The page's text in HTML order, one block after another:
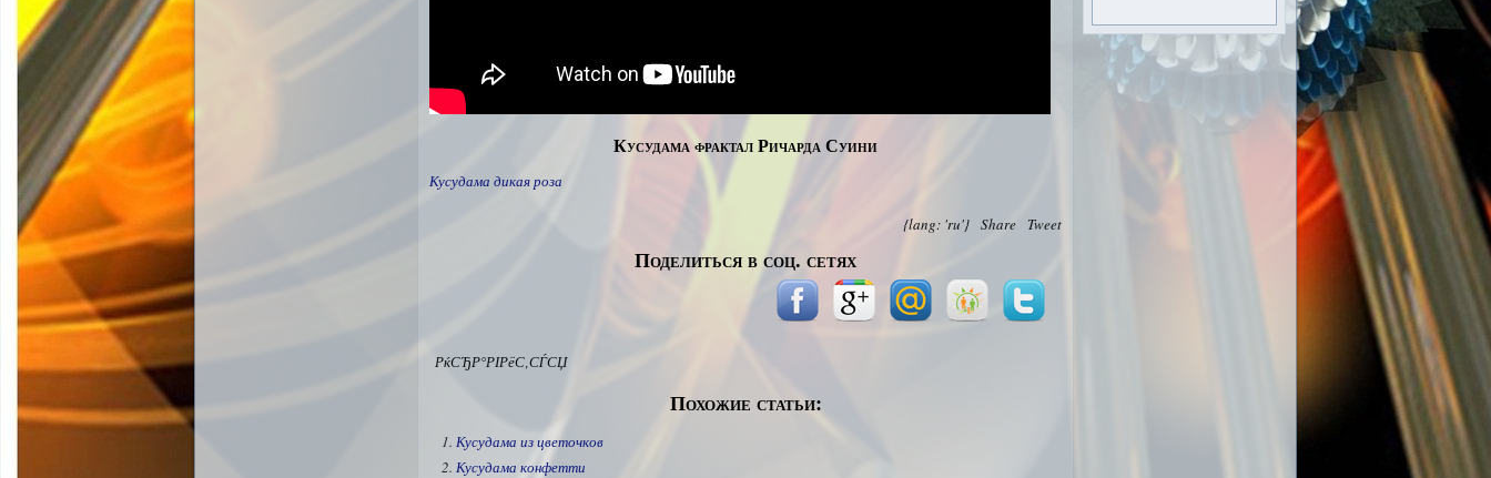
Кусудама фрактал Ричарда Суини
Кусудама дикая роза
Tweet
Share
{lang: 'ru'}
Поделиться в соц. сетях
РќСЂР°РІРёС‚СЃСЏ
Похожие статьи:
Кусудама из цветочков
Кусудама конфетти